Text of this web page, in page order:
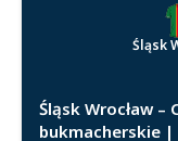
Śląsk
Śląsk Wrocław
bukmacherskie |